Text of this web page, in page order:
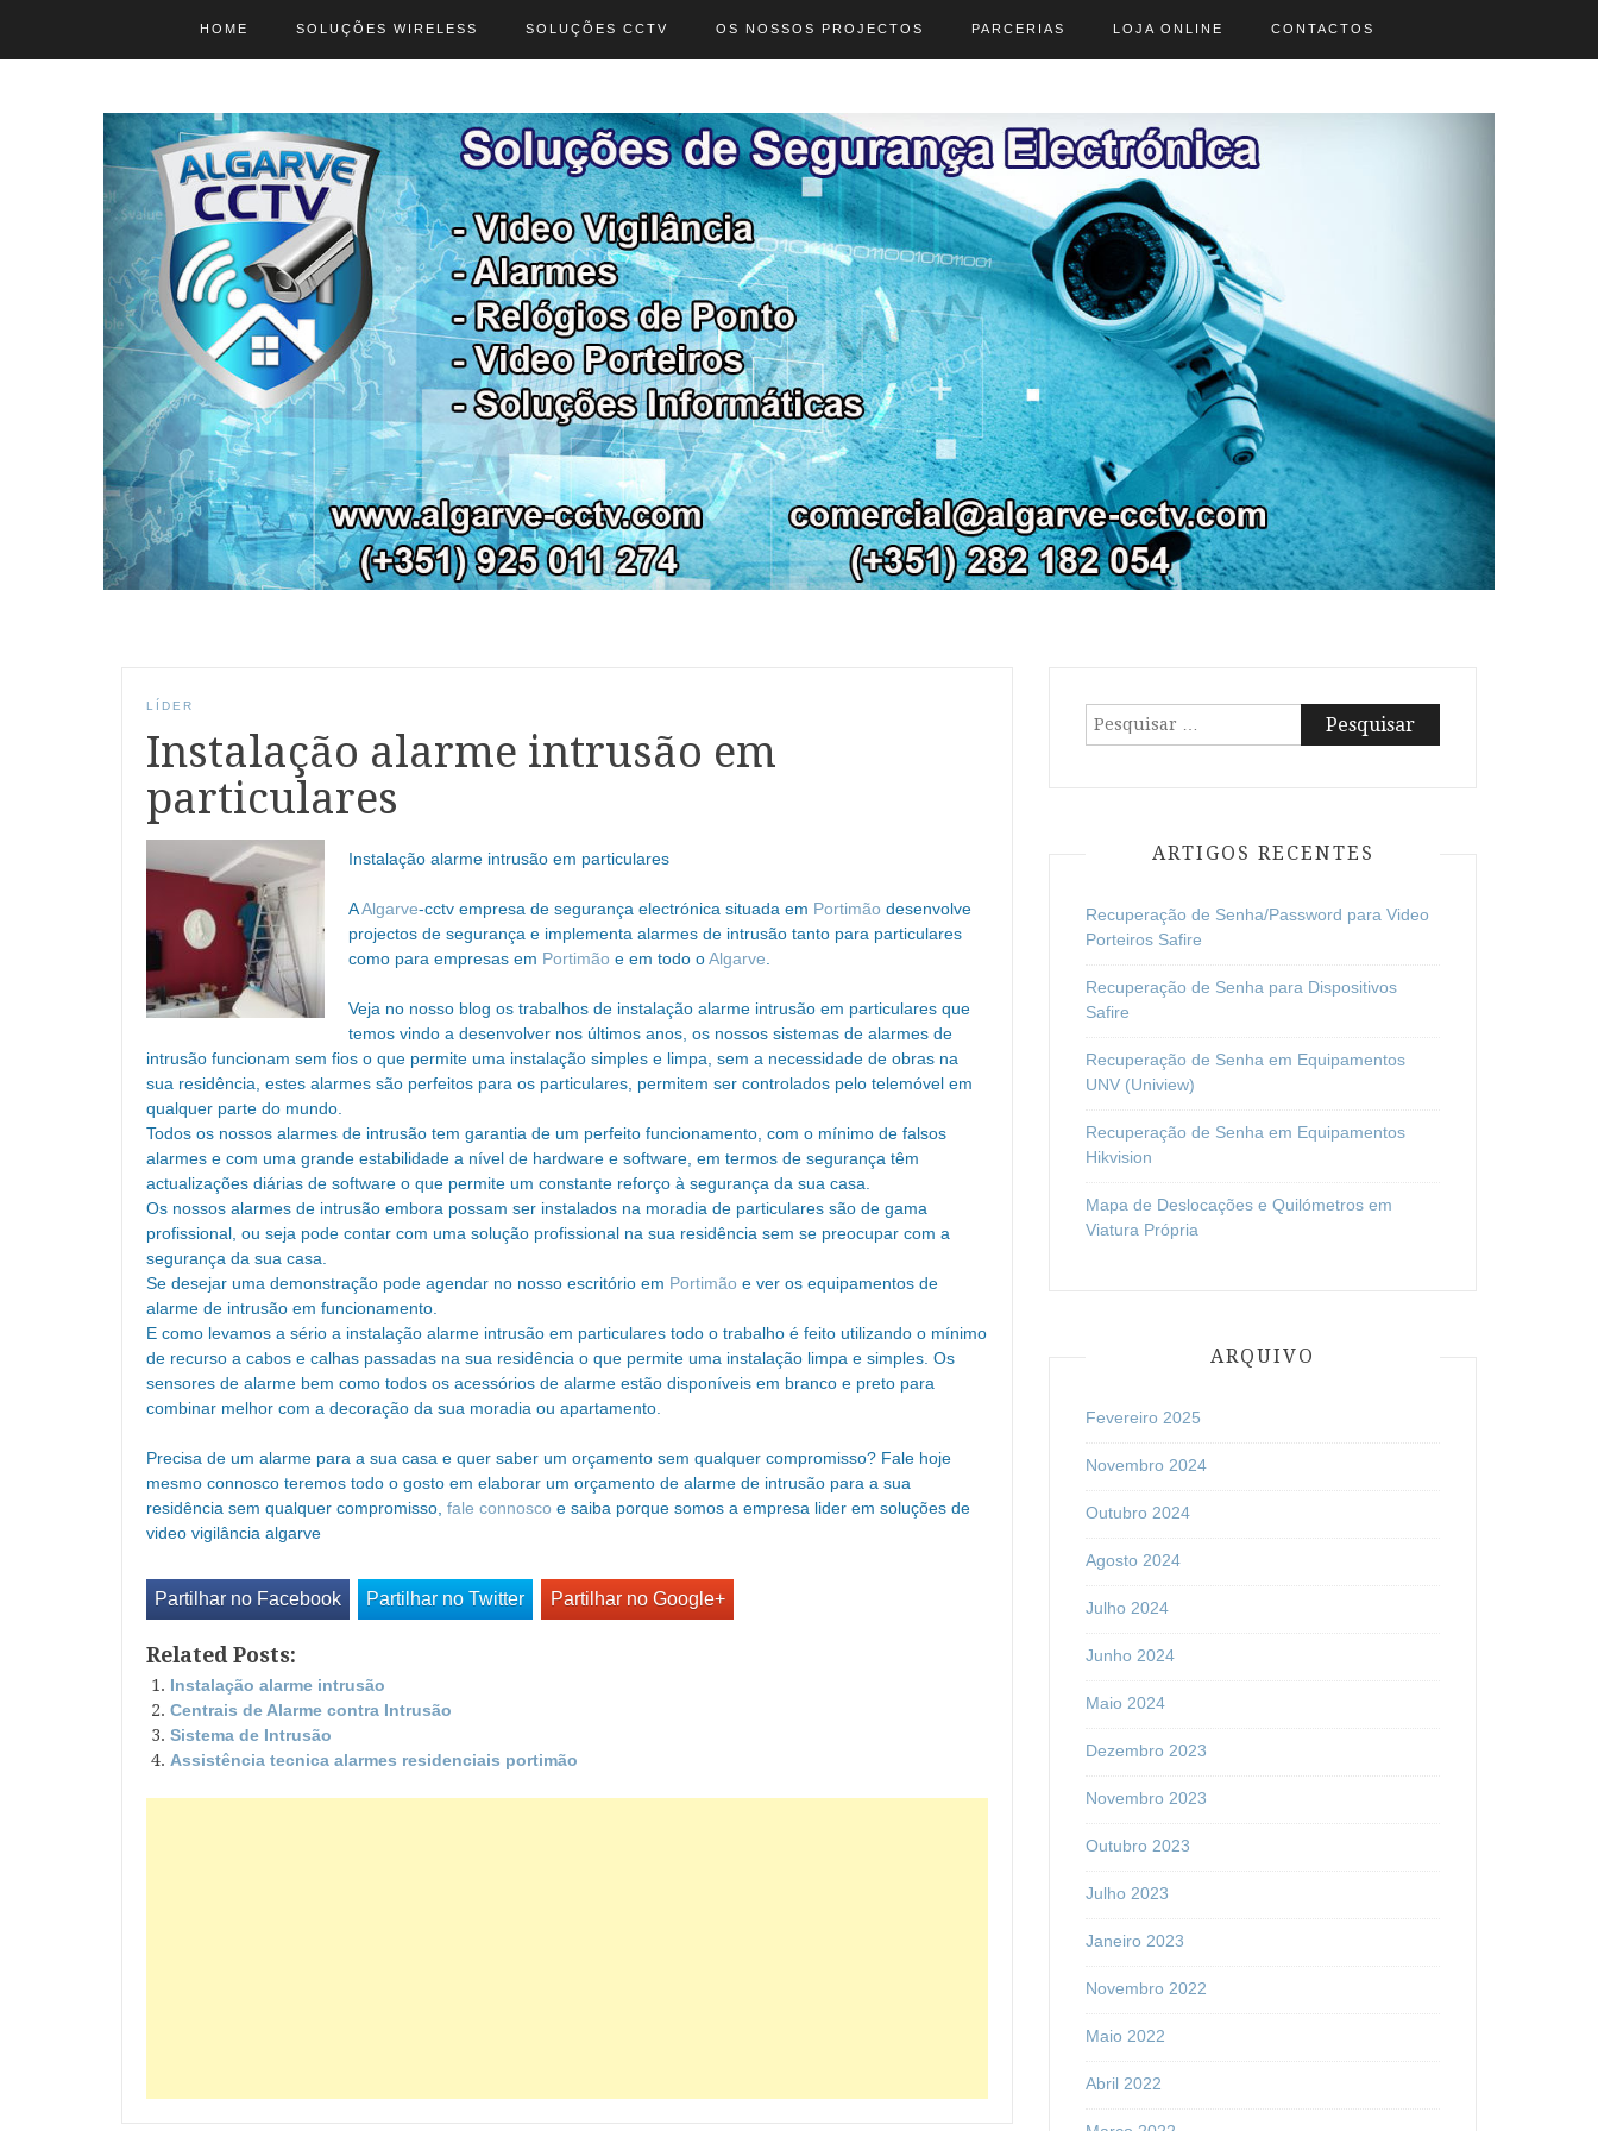
HOME SOLUÇÕES WIRELESS SOLUÇÕES CCTV OS NOSSOS PROJECTOS PARCERIAS LOJA ONLINE CONTACTOS
LÍDER
Instalação alarme intrusão em
particulares
Instalação alarme intrusão em particulares
AAlgarve-cctv empresa de segurança electrónica situada em Portimão desenvolve
projectos de segurança e implementa alarmes de intrusão tanto para particulares
como para empresas em Portimão e em todo oAlgarve
Veja no nosso blog os trabalhos de instalação alarme intrusão em particulares que
temos vindo a desenvolver nos últimos anos, os nossos sistemas de alarmes de
intrusão funcionam sem fios o que permite uma instalação simples e limpa, sem a necessidade de obras na
sua residência, estes alarmes são perfeitos para os particulares, permitem ser controlados pelo telemóvel em
qualquer parte do mundo.
Todos os nossos alarmes de intrusão tem garantia de um perfeito funcionamento, com o mínimo de falsos
alarmes e com uma grande estabilidade a nível de hardware e software, em termos de segurança têm
actualizações diárias de software o que permite um constante reforço à segurança da sua casa.
Os nossos alarmes de intrusão embora possam ser instalados na moradia de particulares são de gama
profissional, ou seja pode contar com uma solução profissional na sua residência sem se preocupar com a
segurança da sua casa.
Se desejar uma demonstração pode agendar no nosso escritório em Portimão e ver os equipamentos de
alarme de intrusão em funcionamento.
E como levamos a sério a instalação alarme intrusão em particulares todo o trabalho é feito utilizando o mínimo
de recurso a cabos e calhas passadas na sua residência o que permite uma instalação limpa e simples. Os
sensores de alarme bem como todos os acessórios de alarme estão disponíveis em branco e preto para
combinar melhor com a decoração da sua moradia ou apartamento.
Precisa de um alarme para a sua casa e quer saber um orçamento sem qualquer compromisso? Fale hoje
mesmo connosco teremos todo o gosto em elaborar um orçamento de alarme de intrusão para a sua
residência sem qualquer compromisso, fale connosco e saiba porque somos a empresa lider em soluções de
video vigilância algarve
Partilhar no Facebook Partilhar no Twitter Partilhar no Google+
Related Posts:
Instalação alarme intrusão
Centrais de Alarme contra Intrusão
Sistema de Intrusão
Assistência tecnica alarmes residenciais portimão
Pesquisar
por:
ARTIGOS RECENTES
Recuperação de Senha/Password para Video
Porteiros Safire
Recuperação de Senha para Dispositivos
Safire
Recuperação de Senha em Equipamentos
UNV (Uniview)
Recuperação de Senha em Equipamentos
Hikvision
Mapa de Deslocações e Quilómetros em
Viatura Própria
ARQUIVO
Fevereiro 2025
Novembro 2024
Outubro 2024
Agosto 2024
Julho 2024
Junho 2024
Maio 2024
Dezembro 2023
Novembro 2023
Outubro 2023
Julho 2023
Janeiro 2023
Novembro 2022
Maio 2022
Abril 2022